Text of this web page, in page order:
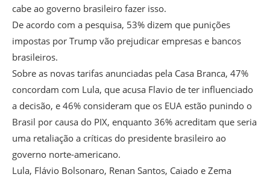
cabe ao governo brasileiro fazer isso.
De acordo com a pesquisa, 53% dizem que punições
impostas por Trump vão prejudicar empresas e bancos
brasileiros.
Sobre as novas tarifas anunciadas pela Casa Branca, 47%
concordam com Lula, que acusa Flavio de ter influenciado
a decisão, e 46% consideram que os EUA estão punindo o
Brasil por causa do PIX, enquanto 36% acreditam que seria
uma retaliação a críticas do presidente brasileiro ao
governo norte-americano.
Lula, Flávio Bolsonaro, Renan Santos, Caiado e Zema